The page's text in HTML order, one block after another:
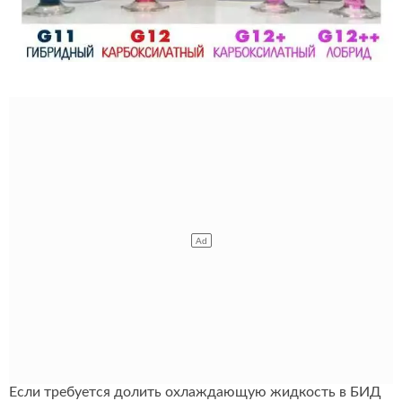
Если требуется долить охлаждающую жидкость в БИД